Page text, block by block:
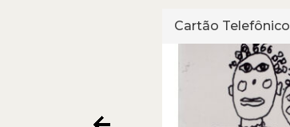
Cartão Telefônico